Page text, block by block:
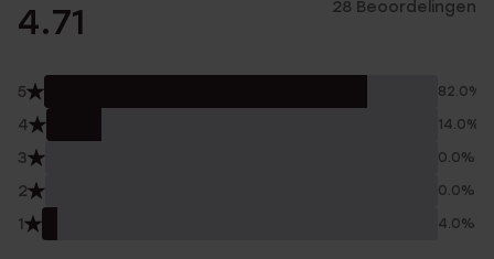
4.71 28 Beoordelingen
5 82.0%
4 14.0%
3 0.0%
2 0.0%
1 4.0%